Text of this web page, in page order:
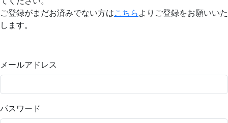
ご登録がまだお済みでない方はこちらよりご登録をお願いいた
します。
メールアドレス
パスワード